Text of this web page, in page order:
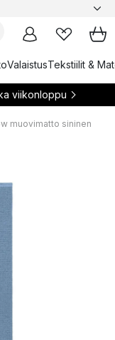
ValaistusTekstiilit &
viikonloppu
muovimatto sininen